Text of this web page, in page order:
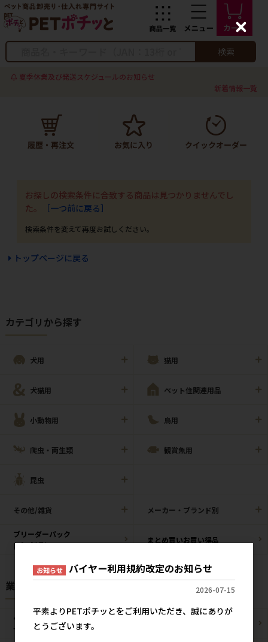
検索
夏季休業及び発送スケジュールのお知らせ
新着情報一覧
お探しの検索条件に合致する商品は見つかりませんでし
た。
［一つ前に戻る］
トップページに戻る
カテゴリから探す
犬用 猫用
犬猫用 ペット住関連用品
小動物用 鳥用
爬虫・両生類 観賞魚用
昆虫
その他/雑貨 メーカー・ブランド別
ブリーダーパック
(プロ製品)
まとめ買いお買い得品
業種様別 特設ページ
ペットショップ/
サロン様
お知らせ バイヤー利用規約改定のお知らせ
2026-07-15
平素よりPETポチッとをご利用いただき、誠にありが
とうございます。
C
l
s